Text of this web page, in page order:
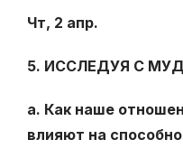
Чт, 2 апр.
5. ИССЛЕДУЯ С
а. Как наше
влияют на